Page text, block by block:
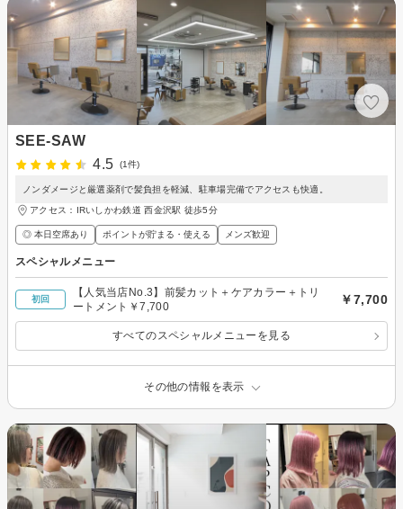
SEE-SAW
4.5
(1件)
ノンダメージと厳選薬剤で髪負担を軽減、駐車場完備でアクセスも快適。
アクセス：IRいしかわ鉄道 西金沢駅 徒歩5分
◎ 本日空席あり ポイントが貯まる・使える メンズ歓迎
スペシャルメニュー
初回
【人気当店No.3】前髪カット＋ケアカラー＋トリ
ートメント￥7,700
￥7,700
すべてのスペシャルメニューを見る
その他の情報を表示